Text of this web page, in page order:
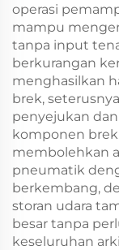
operasi
mampu
tanpa input
berkurangan
menghasilkan
brek,
penyejukan
komponen
membolehkan
pneumatik
berkembang,
storan udara
besar tanpa
keseluruhan